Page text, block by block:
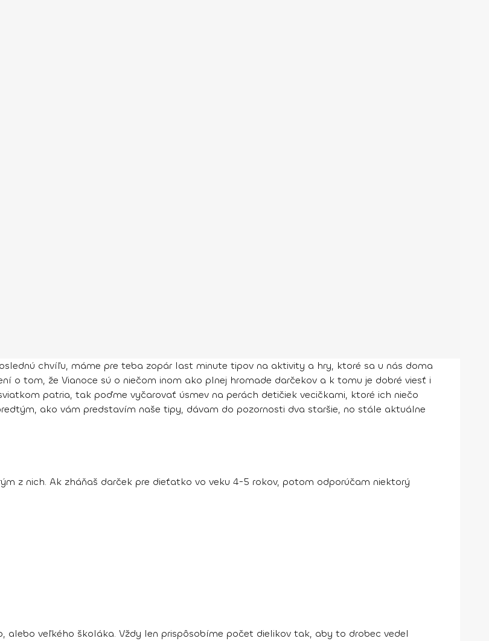
chvíľu, máme pre teba zopár last minute tipov na aktivity a hry, ktoré sa u nás doma
o tom, že Vianoce sú o niečom inom ako plnej hromade darčekov a k tomu je dobré viesť i
patria, tak poďme vyčarovať úsmev na perách detičiek vecičkami, ktoré ich niečo
ako vám predstavím naše tipy, dávam do pozornosti dva staršie, no stále aktuálne
z nich. Ak zháňaš darček pre dieťatko vo veku 4-5 rokov, potom odporúčam niektorý
alebo veľkého školáka. Vždy len prispôsobíme počet dielikov tak, aby to drobec vedel